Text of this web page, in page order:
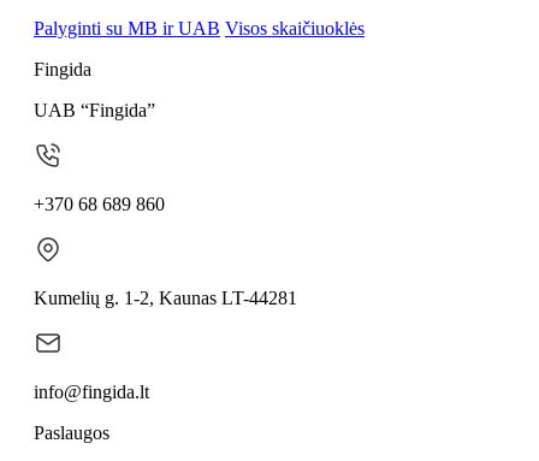
Palyginti su MB ir UAB Visos skaičiuoklės
Fingida
UAB “Fingida”
+370 68 689 860
Kumelių g. 1-2, Kaunas LT-44281
info@fingida.lt
Paslaugos